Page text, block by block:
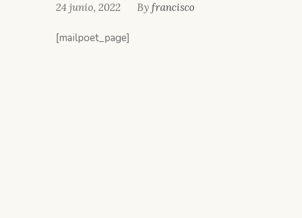
24 junio, 2022 By francisco
[mailpoet_page]